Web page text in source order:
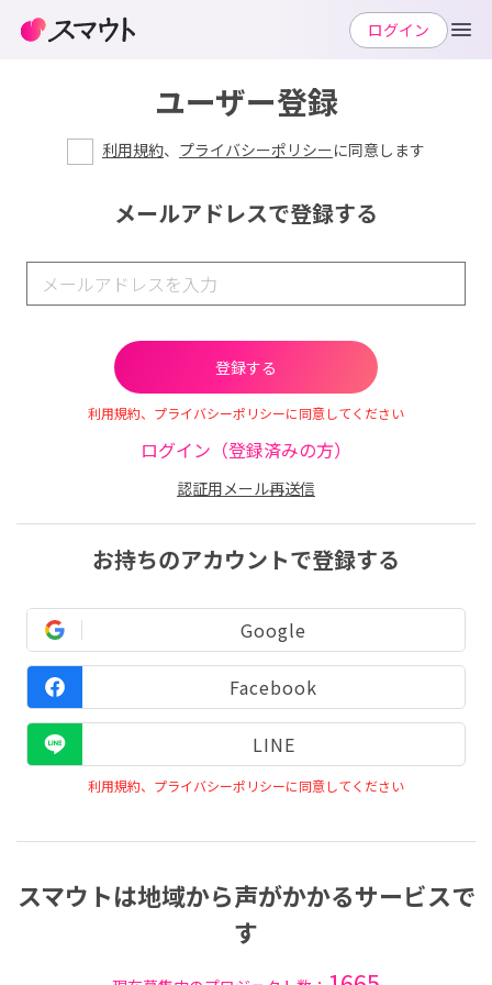
ユーザー登録
利用規約、 プライバシーポリシーに同意します
メールアドレスで登録する
利用規約、プライバシーポリシーに同意してください
ログイン（登録済みの方）
認証用メール再送信
お持ちのアカウントで登録する
Google
Facebook
LINE
利用規約、プライバシーポリシーに同意してください
スマウトは地域から声がかかるサービスで
す
ログイン